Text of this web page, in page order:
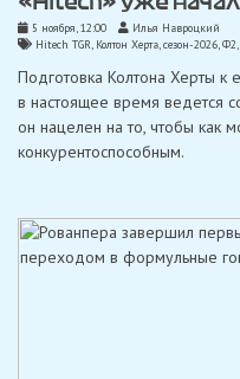
5 ноября, 12:00
Илья Навроцкий
Hitech TGR, Колтон Херта,сезон-2026,Ф2,
Подготовка Колтона Херты
в настоящее время ведется
он нацелен на то, чтобы как
конкурентоспособным.